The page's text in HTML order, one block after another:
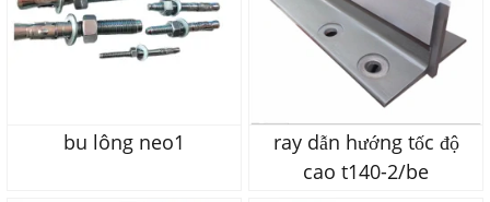
bu lông neo1
ray dẫn hướng tốc độ
cao t140-2/be